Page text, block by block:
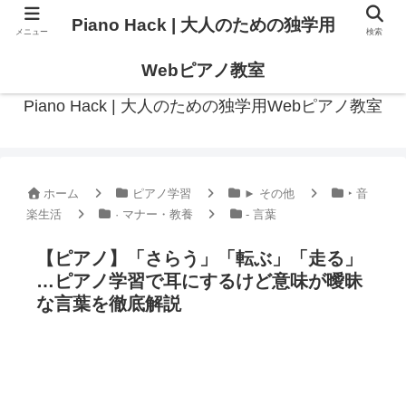
Piano Hack | 大人のための独学用Webピアノ教室
ホーム ピアノ学習 ► その他
‣ 音
楽生活
· マナー・教養 - 言葉
【ピアノ】「さらう」「転ぶ」「走る」
…ピアノ学習で耳にするけど意味が曖昧
な言葉を徹底解説
メニュー Piano Hack | 大人のための独学用
Webピアノ教室
検索